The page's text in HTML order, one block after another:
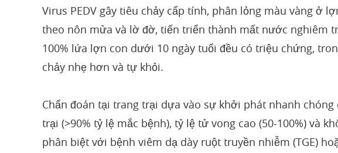
Virus PEDV gây tiêu chảy cấp tính, phân lỏng màu vàng ở
theo nôn mửa và lờ đờ, tiến triển thành mất nước nghiêm
100% lứa lợn con dưới 10 ngày tuổi đều có triệu chứng,
chảy nhẹ hơn và tự khỏi.
Chẩn đoán tại trang trại dựa vào sự khởi phát nhanh
trại (>90% tỷ lệ mắc bệnh), tỷ lệ tử vong cao (50-100%) và
phân biệt với bệnh viêm dạ dày ruột truyền nhiễm (TGE)